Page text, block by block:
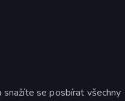
se posbírat všechny